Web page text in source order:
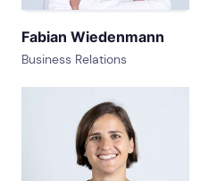
Fabian Wiedenmann
Business Relations